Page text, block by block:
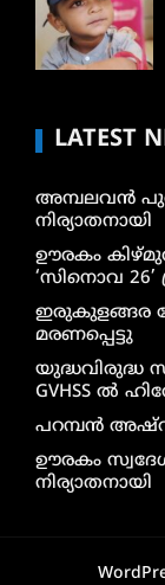
LATEST
അമ്പലവൻ
നിര്യാതനായി
ഊരകം
‘സിനൊവ 26’
ഇരുകുളങ്ങര
മരണപ്പെട്ടു
യുദ്ധവിരുദ്ധ
GVHSS ൽ
പറമ്പൻ
ഊരകം
നിര്യാതനായി